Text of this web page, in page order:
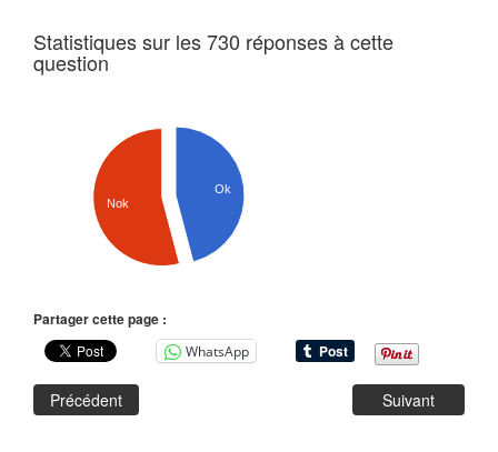
Statistiques sur les 730 réponses à cette
question
Ok
Nok
Partager cette page :
WhatsApp
Précédent Suivant